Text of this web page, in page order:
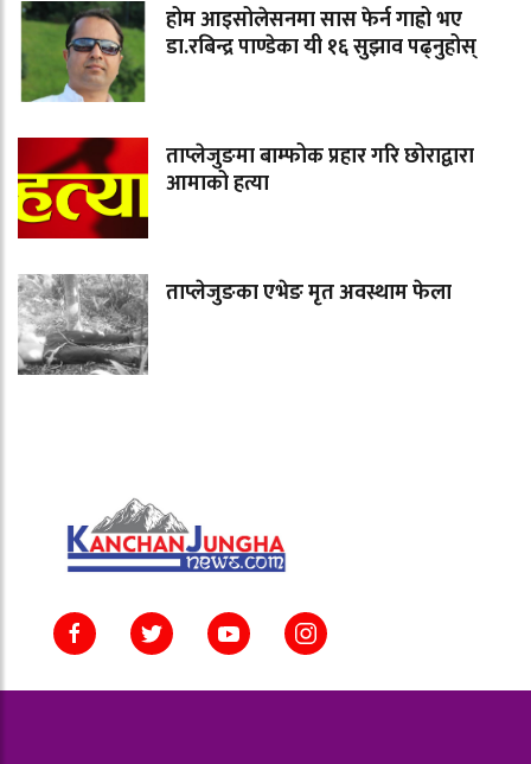
होम आइसोलेसनमा सास फेर्न गाह्रो भए
डा.रबिन्द्र पाण्डेका यी १६ सुझाव पढ्नुहोस्
ताप्लेजुङमा बाम्फोक प्रहार गरि छोराद्वारा
आमाको हत्या
ताप्लेजुङका एभेङ मृत अवस्थाम फेला